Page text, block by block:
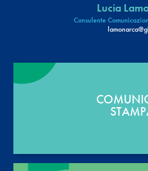
Lucia
Consulente